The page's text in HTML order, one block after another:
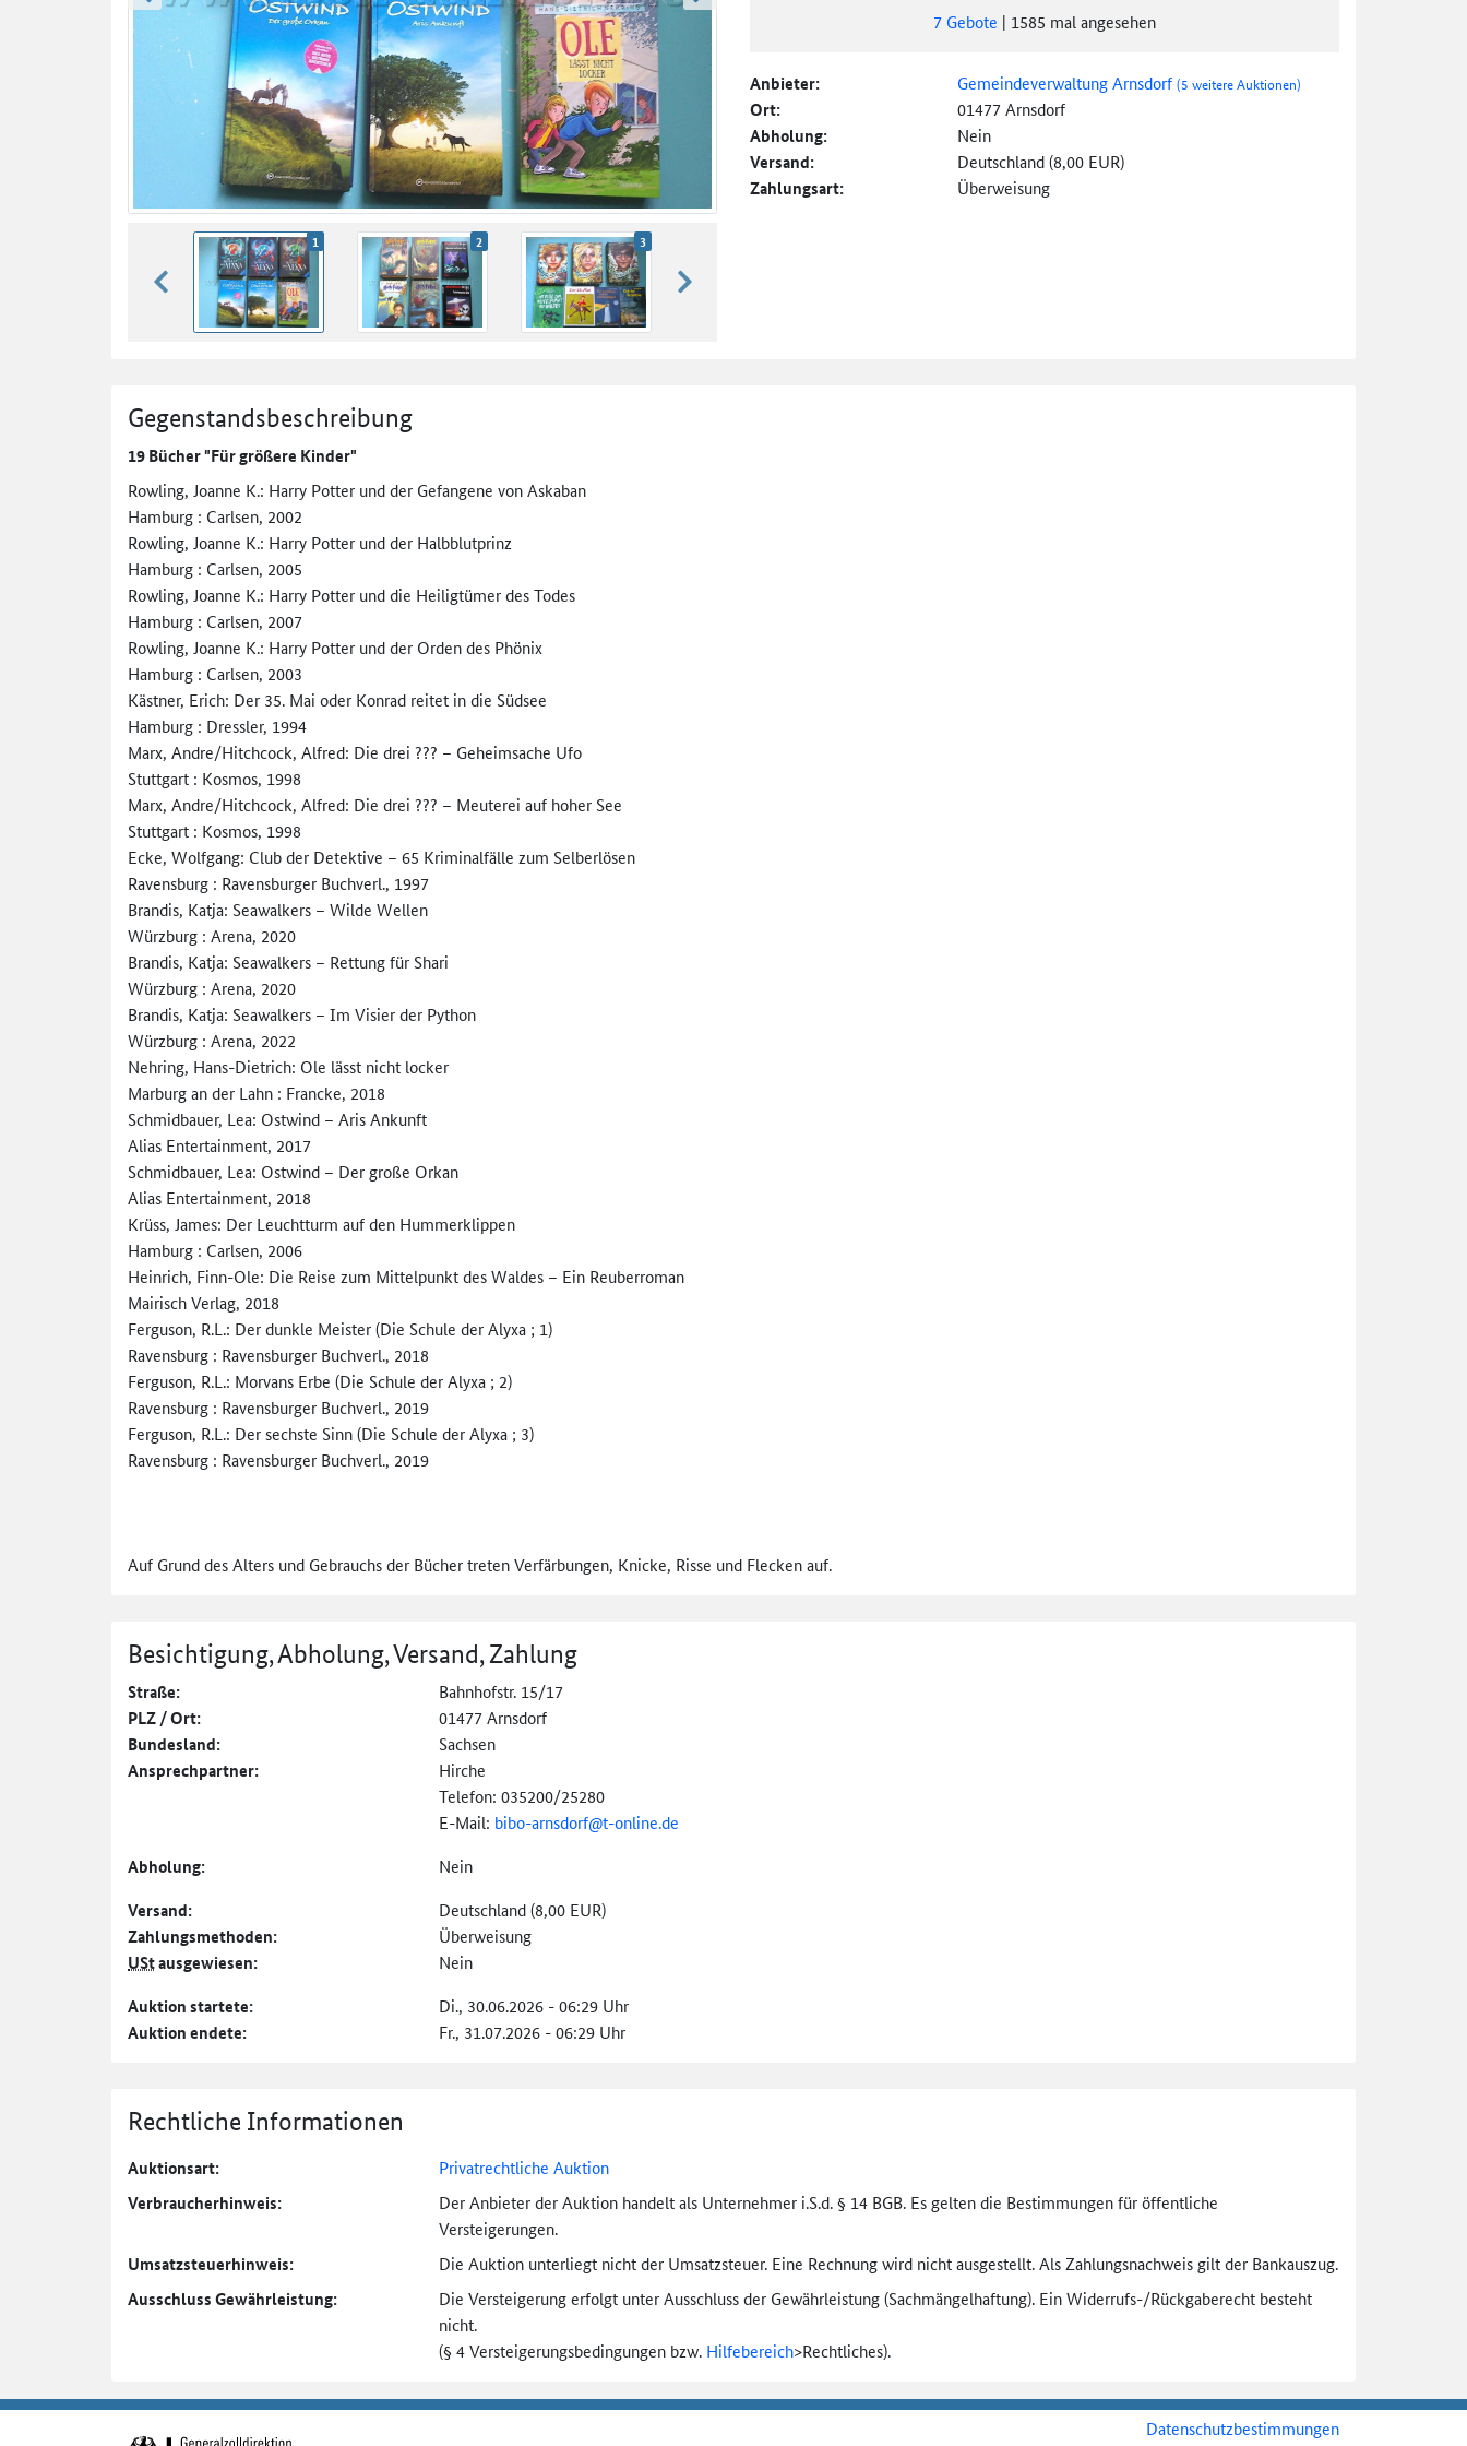
zurück blättern
1 2 3
weiter blättern
7 Gebote | 1585 mal angesehen
Anbieter: Gemeindeverwaltung Arnsdorf (5 weitere Auktionen)
Ort: 01477 Arnsdorf
Abholung: Nein
Versand: Deutschland (8,00 EUR)
Zahlungsart: Überweisung
Gegenstandsbeschreibung
19 Bücher "Für größere Kinder"
Rowling, Joanne K.: Harry Potter und der Gefangene von Askaban
Hamburg : Carlsen, 2002
Rowling, Joanne K.: Harry Potter und der Halbblutprinz
Hamburg : Carlsen, 2005
Rowling, Joanne K.: Harry Potter und die Heiligtümer des Todes
Hamburg : Carlsen, 2007
Rowling, Joanne K.: Harry Potter und der Orden des Phönix
Hamburg : Carlsen, 2003
Kästner, Erich: Der 35. Mai oder Konrad reitet in die Südsee
Hamburg : Dressler, 1994
Marx, Andre/Hitchcock, Alfred: Die drei ??? – Geheimsache Ufo
Stuttgart : Kosmos, 1998
Marx, Andre/Hitchcock, Alfred: Die drei ??? – Meuterei auf hoher See
Stuttgart : Kosmos, 1998
Ecke, Wolfgang: Club der Detektive – 65 Kriminalfälle zum Selberlösen
Ravensburg : Ravensburger Buchverl., 1997
Brandis, Katja: Seawalkers – Wilde Wellen
Würzburg : Arena, 2020
Brandis, Katja: Seawalkers – Rettung für Shari
Würzburg : Arena, 2020
Brandis, Katja: Seawalkers – Im Visier der Python
Würzburg : Arena, 2022
Nehring, Hans-Dietrich: Ole lässt nicht locker
Marburg an der Lahn : Francke, 2018
Schmidbauer, Lea: Ostwind – Aris Ankunft
Alias Entertainment, 2017
Schmidbauer, Lea: Ostwind – Der große Orkan
Alias Entertainment, 2018
Krüss, James: Der Leuchtturm auf den Hummerklippen
Hamburg : Carlsen, 2006
Heinrich, Finn-Ole: Die Reise zum Mittelpunkt des Waldes – Ein Reuberroman
Mairisch Verlag, 2018
Ferguson, R.L.: Der dunkle Meister (Die Schule der Alyxa ; 1)
Ravensburg : Ravensburger Buchverl., 2018
Ferguson, R.L.: Morvans Erbe (Die Schule der Alyxa ; 2)
Ravensburg : Ravensburger Buchverl., 2019
Ferguson, R.L.: Der sechste Sinn (Die Schule der Alyxa ; 3)
Ravensburg : Ravensburger Buchverl., 2019
Auf Grund des Alters und Gebrauchs der Bücher treten Verfärbungen, Knicke, Risse und Flecken auf.
Besichtigung, Abholung, Versand, Zahlung
Straße: Bahnhofstr. 15/17
PLZ / Ort: 01477 Arnsdorf
Bundesland: Sachsen
Ansprechpartner:
Hirche
Telefon: 035200/25280
E-Mail: bibo-arnsdorf@t-online.de
Abholung: Nein
Versand: Deutschland (8,00 EUR)
Zahlungs­methoden: Überweisung
UStausgewiesen: Nein
Auktion startete: Di., 30.06.2026 - 06:29 Uhr
Auktion endete: Fr., 31.07.2026 - 06:29 Uhr
Rechtliche Informationen
Auktionsart: Privatrechtliche Auktion
Verbraucher­hinweis:
Der Anbieter der Auktion handelt als Unternehmer i.S.d. § 14 BGB. Es gelten die Bestimmungen für öffentliche
Versteigerungen.
Umsatzsteuer­hinweis: Die Auktion unterliegt nicht der Umsatzsteuer. Eine Rechnung wird nicht ausgestellt. Als Zahlungsnachweis gilt der Bankauszug.
Ausschluss Gewährleistung: Die Versteigerung erfolgt unter Ausschluss der Gewährleistung (Sachmängel­haftung). Ein Widerrufs-/Rückgaberecht besteht
nicht.
(§ 4 Versteigerungs­bedingungen bzw. Hilfebereich>Rechtliches).
Datenschutzbestimmungen